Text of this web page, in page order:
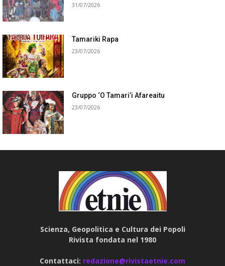
31/07/2026
Tamariki Rapa
23/07/2026
Gruppo ‘O Tamari’i Afareaitu
23/07/2026
Scienza, Geopolitica e Cultura dei Popoli
Rivista fondata nel 1980
Contattaci: redazione@rivistaetnie.com